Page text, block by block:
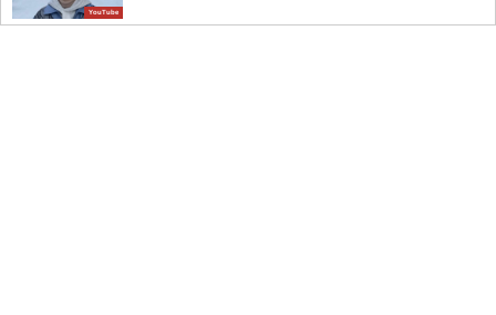
YouTube